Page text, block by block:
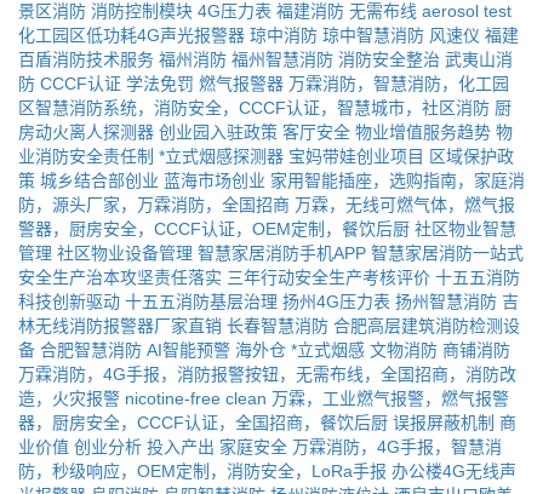
景区消防 消防控制模块 4G压力表 福建消防 无需布线 aerosol test
化工园区低功耗4G声光报警器 琼中消防 琼中智慧消防 风速仪 福建
百盾消防技术服务 福州消防 福州智慧消防 消防安全整治 武夷山消
防 CCCF认证 学法免罚 燃气报警器 万霖消防，智慧消防，化工园
区智慧消防系统，消防安全，CCCF认证，智慧城市，社区消防 厨
房动火离人探测器 创业园入驻政策 客厅安全 物业增值服务趋势 物
业消防安全责任制 *立式烟感探测器 宝妈带娃创业项目 区域保护政
策 城乡结合部创业 蓝海市场创业 家用智能插座，选购指南，家庭消
防，源头厂家，万霖消防，全国招商 万霖，无线可燃气体，燃气报
警器，厨房安全，CCCF认证，OEM定制，餐饮后厨 社区物业智慧
管理 社区物业设备管理 智慧家居消防手机APP 智慧家居消防一站式
安全生产治本攻坚责任落实 三年行动安全生产考核评价 十五五消防
科技创新驱动 十五五消防基层治理 扬州4G压力表 扬州智慧消防 吉
林无线消防报警器厂家直销 长春智慧消防 合肥高层建筑消防检测设
备 合肥智慧消防 AI智能预警 海外仓 *立式烟感 文物消防 商铺消防
万霖消防，4G手报，消防报警按钮，无需布线，全国招商，消防改
造，火灾报警 nicotine-free clean 万霖，工业燃气报警，燃气报警
器，厨房安全，CCCF认证，全国招商，餐饮后厨 误报屏蔽机制 商
业价值 创业分析 投入产出 家庭安全 万霖消防，4G手报，智慧消
防，秒级响应，OEM定制，消防安全，LoRa手报 办公楼4G无线声